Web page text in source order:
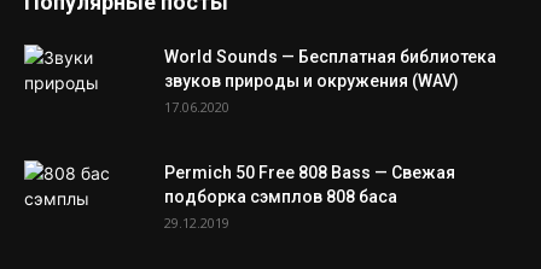
World Sounds — Бесплатная библиотека
звуков природы и окружения (WAV)
17.06.2020
Permich 50 Free 808 Bass — Свежая
подборка сэмплов 808 баса
29.12.2019